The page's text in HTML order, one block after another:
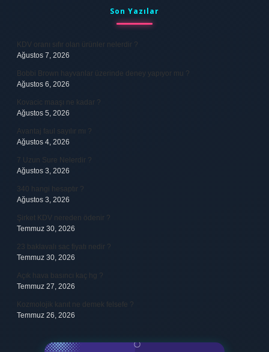
Son Yazılar
KDV oranı sıfır olan ürünler nelerdir ?
Ağustos 7, 2026
Bobbi Brown hayvanlar üzerinde deney yapıyor mu ?
Ağustos 6, 2026
Kovacic maaşı ne kadar ?
Ağustos 5, 2026
Avantaj faul sayılır mı ?
Ağustos 4, 2026
7 Uzun Sure Nelerdir ?
Ağustos 3, 2026
340 hangi hesaptır ?
Ağustos 3, 2026
Şirket KDV nereden ödenir ?
Temmuz 30, 2026
23 baklavalı sac fiyatı nedir ?
Temmuz 30, 2026
Açık hava basıncı kaç hg ?
Temmuz 27, 2026
Kozmolojik kanıt ne demek felsefe ?
Temmuz 26, 2026